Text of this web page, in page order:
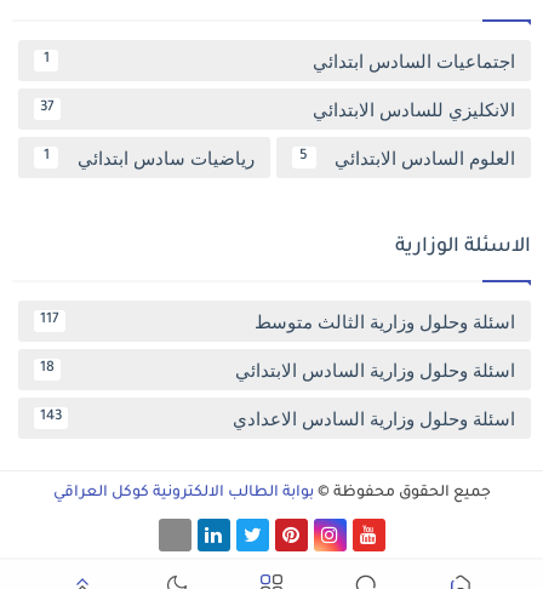
اجتماعيات السادس ابتدائي 1
الانكليزي للسادس الابتدائي 37
العلوم السادس الابتدائي 5 رياضيات سادس ابتدائي 1
الاسئلة الوزارية
اسئلة وحلول وزارية الثالث متوسط 117
اسئلة وحلول وزارية السادس الابتدائي 18
اسئلة وحلول وزارية السادس الاعدادي 143
جميع الحقوق محفوظة © بوابة الطالب الالكترونية كوكل العراقي